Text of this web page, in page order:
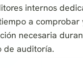
internos
a comprobar
necesaria
de auditoría.